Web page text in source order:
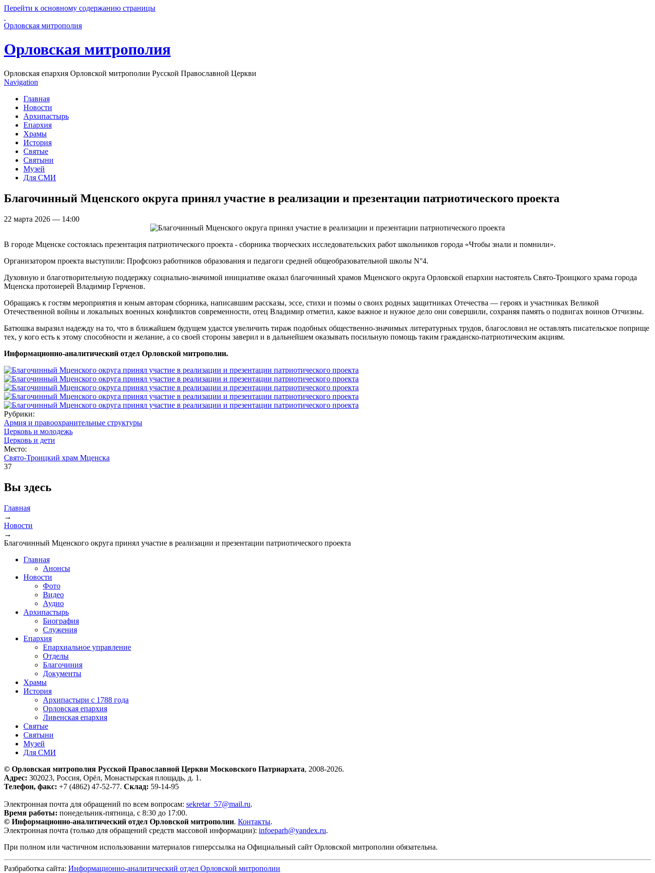
Перейти к основному содержанию страницы
Орловская митрополия
Орловская митрополия
Орловская епархия Орловской митрополии Русской Православной Церкви
Navigation
Главная
Новости
Архипастырь
Епархия
Храмы
История
Святые
Святыни
Музей
Для СМИ
Благочинный Мценского округа принял участие в реализации и презентации патриотического проекта
22 марта 2026 — 14:00
В городе Мценске состоялась презентация патриотического проекта - сборника творческих исследовательских работ школьников города «Чтобы знали и помнили».
Организатором проекта выступили: Профсоюз работников образования и педагоги средней общеобразовательной школы N°4.
Духовную и благотворительную поддержку социально-значимой инициативе оказал благочинный храмов Мценского округа Орловской епархии настоятель Свято-Троицкого храма города
Мценска протоиерей Владимир Герченов.
Обращаясь к гостям мероприятия и юным авторам сборника, написавшим рассказы, эссе, стихи и поэмы о своих родных защитниках Отечества — героях и участниках Великой
Отечественной войны и локальных военных конфликтов современности, отец Владимир отметил, какое важное и нужное дело они совершили, сохраняя память о подвигах воинов Отчизны.
Батюшка выразил надежду на то, что в ближайшем будущем удастся увеличить тираж подобных общественно-значимых литературных трудов, благословил не оставлять писательское поприще
тех, у кого есть к этому способности и желание, а со своей стороны заверил и в дальнейшем оказывать посильную помощь таким гражданско-патриотическим акциям.
Информационно-аналитический отдел Орловской митрополии.
Рубрики:
Армия и правоохранительные структуры
Церковь и молодежь
Церковь и дети
Место:
Свято-Троицкий храм Мценска
37
Вы здесь
Главная
→
Новости
→
Благочинный Мценского округа принял участие в реализации и презентации патриотического проекта
Главная
Анонсы
Новости
Фото
Видео
Аудио
Архипастырь
Биография
Служения
Епархия
Епархиальное управление
Отделы
Благочиния
Документы
Храмы
История
Архипастыри с 1788 года
Орловская епархия
Ливенская епархия
Святые
Святыни
Музей
Для СМИ
© Орловская митрополия Русской Православной Церкви Московского Патриархата, 2008-2026.
Адрес: 302023, Россия, Орёл, Монастырская площадь, д. 1.
Телефон, факс: +7 (4862) 47-52-77. Склад: 59-14-95
Электронная почта для обращений по всем вопросам: sekretar_57@mail.ru.
Время работы: понедельник-пятница, с 8:30 до 17:00.
© Информационно-аналитический отдел Орловской митрополии. Контакты.
Электронная почта (только для обращений средств массовой информации): infoeparh@yandex.ru.
При полном или частичном использовании материалов гиперссылка на Официальный сайт Орловской митрополии обязательна.
Разбработка сайта: Информационно-аналитический отдел Орловской митрополии